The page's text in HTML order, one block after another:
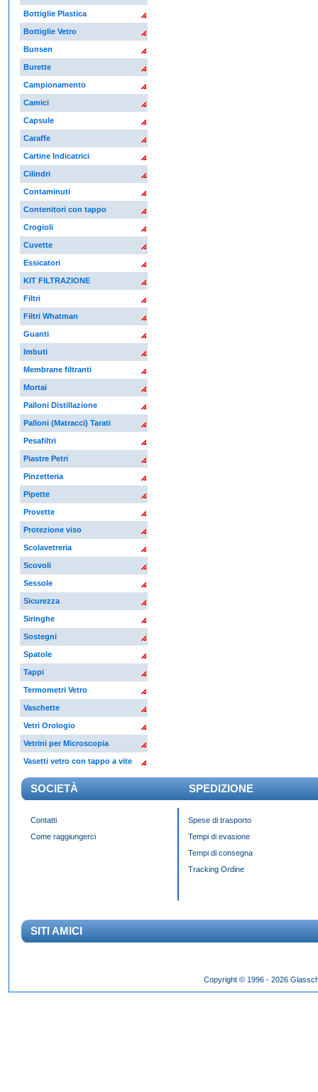
Bottiglie Plastica
Bottiglie Vetro
Bunsen
Burette
Campionamento
Camici
Capsule
Caraffe
Cartine Indicatrici
Cilindri
Contaminuti
Contenitori con tappo
Crogioli
Cuvette
Essicatori
KIT FILTRAZIONE
Filtri
Filtri Whatman
Guanti
Imbuti
Membrane filtranti
Mortai
Palloni Distillazione
Palloni (Matracci) Tarati
Pesafiltri
Piastre Petri
Pinzetteria
Pipette
Provette
Protezione viso
Scolavetreria
Scovoli
Sessole
Sicurezza
Siringhe
Sostegni
Spatole
Tappi
Termometri Vetro
Vaschette
Vetri Orologio
Vetrini per Microscopia
Vasetti vetro con tappo a vite
SOCIETÀ SPEDIZIONE
Contatti
Come raggiungerci
Spese di trasporto
Tempi di evasione
Tempi di consegna
Tracking Ordine
SITI AMICI
dessen klassisches Erscheinungsbild über
Copyright © 1996 - 2026